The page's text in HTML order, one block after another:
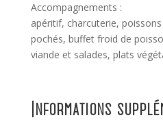
Accompagnements :
apéritif, charcuterie,
pochés, buffet froid de
viande et salades, plats
Informations